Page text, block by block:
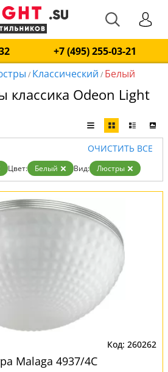
+7 (495) 255-03-21
/ Классический / Белый
классика Odeon Light
ОЧИСТИТЬ ВСЕ
Цвет: Белый Вид: Люстры
260262
Malaga 4937/4C